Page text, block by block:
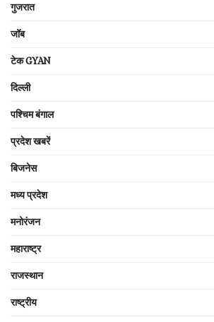
गुजरात
जॉब
टेक GYAN
दिल्ली
पश्चिम बंगाल
प्रदेश खबरें
बिजनेस
मध्य प्रदेश
मनोरंजन
महाराष्ट्र
राजस्थान
राष्ट्रीय